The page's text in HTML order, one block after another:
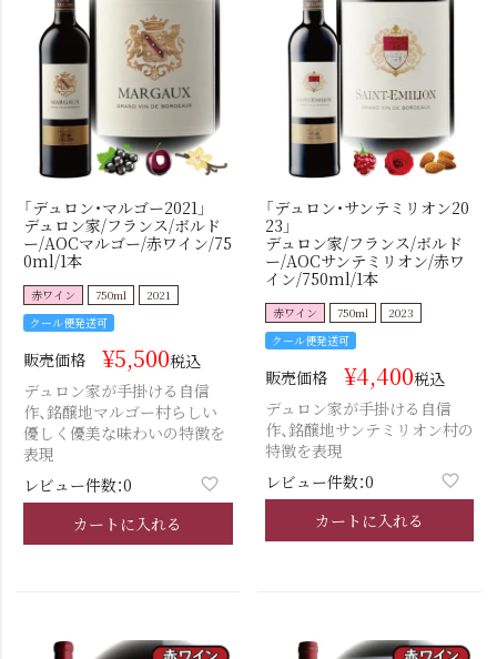
「デュロン・マルゴー2021」
デュロン家/フランス/ボルド
ー/AOCマルゴー/赤ワイン/75
0ml/1本
赤ワイン 750ml
2021
クール便発送可
販売価格 ¥5,500税込
デュロン家が手掛ける自信
作、銘醸地マルゴー村らしい
優しく優美な味わいの特徴を
表現
レビュー件数：0
カートに入れる
「デュロン・サンテミリオン20
23」
デュロン家/フランス/ボルド
ー/AOCサンテミリオン/赤ワ
イン/750ml/1本
赤ワイン 750ml
2023
クール便発送可
販売価格 ¥4,400税込
デュロン家が手掛ける自信
作、銘醸地サンテミリオン村の
特徴を表現
レビュー件数：0
カートに入れる